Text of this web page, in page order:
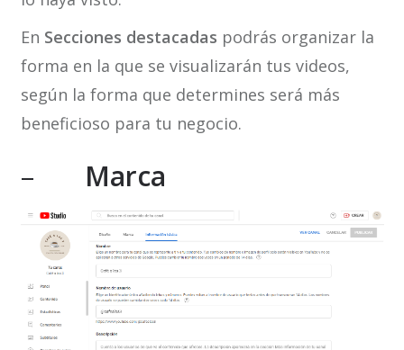
En Secciones destacadas podrás organizar la
forma en la que se visualizarán tus videos,
según la forma que determines será más
beneficioso para tu negocio.
– Marca